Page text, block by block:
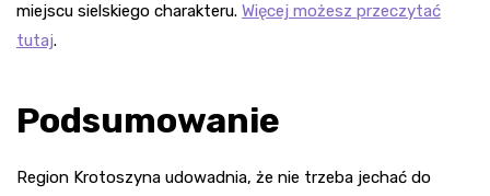
miejscu sielskiego charakteru. Więcej możesz przeczytać
tutaj.
Podsumowanie
Region Krotoszyna udowadnia, że nie trzeba jechać do